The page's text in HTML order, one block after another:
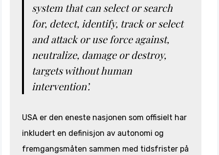
system that can select or search
for, detect, identify, track or select
and attack or use force against,
neutralize, damage or destroy,
targets without human
intervention’.
USA er den eneste nasjonen som offisielt har
inkludert en definisjon av autonomi og
fremgangsmåten sammen med tidsfrister på